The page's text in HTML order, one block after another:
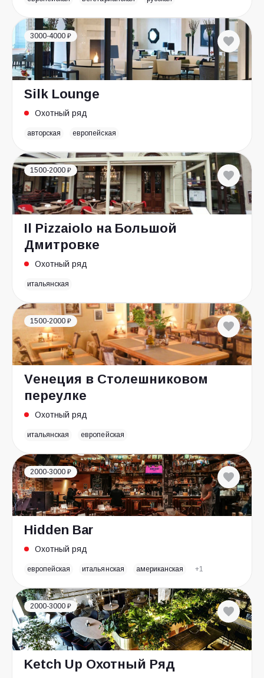
3000-4000 ₽
Silk Lounge
Охотный ряд
авторская европейская
1500-2000 ₽
Il Pizzaiolo на Большой
Дмитровке
Охотный ряд
итальянская
1500-2000 ₽
Vенеция в Столешниковом
переулке
Охотный ряд
итальянская европейская
2000-3000 ₽
Hidden Bar
Охотный ряд
европейская итальянская американская +1
2000-3000 ₽
Ketch Up Охотный Ряд